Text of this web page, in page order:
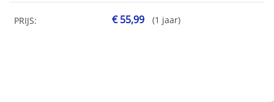
PRIJS: € 55,99 (1 jaar)